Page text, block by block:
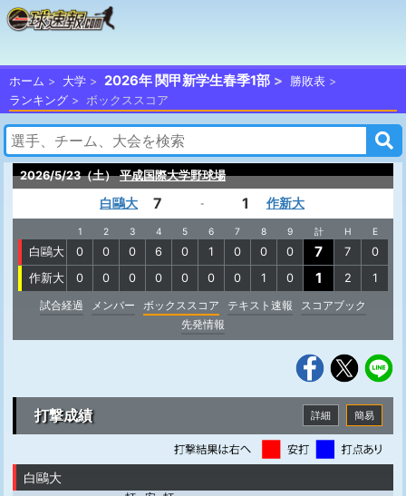
ホーム 大学 2026年 関甲新学生春季1部
勝敗表
ランキング
ボックススコア
2026/5/23（土） 平成国際大学野球場
白鷗大 7 - 1 作新大
1 2 3 4 5 6 7 8 9 計 H E
白鷗大 0 0 0 6 0 1 0 0 0 7 7
0
作新大
0 0 0 0 0 0 0 1 0 1 2
1
試合経過
メンバー ボックススコア テキスト速報
スコアブック
先発情報
打撃成績 簡易
詳細
白鷗大